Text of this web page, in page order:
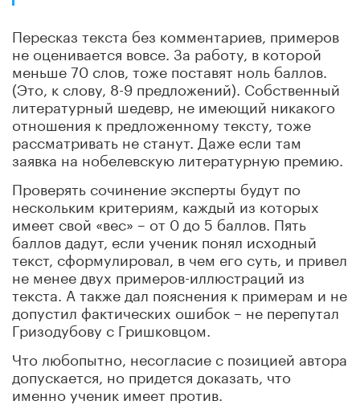
Пересказ текста без комментариев, примеров
не оценивается вовсе. За работу, в которой
меньше 70 слов, тоже поставят ноль баллов.
(Это, к слову, 8-9 предложений). Собственный
литературный шедевр, не имеющий никакого
отношения к предложенному тексту, тоже
рассматривать не станут. Даже если там
заявка на нобелевскую литературную премию.
Проверять сочинение эксперты будут по
нескольким критериям, каждый из которых
имеет свой «вес» – от 0 до 5 баллов. Пять
баллов дадут, если ученик понял исходный
текст, сформулировал, в чем его суть, и привел
не менее двух примеров-иллюстраций из
текста. А также дал пояснения к примерам и не
допустил фактических ошибок – не перепутал
Гризодубову с Гришковцом.
Что любопытно, несогласие с позицией автора
допускается, но придется доказать, что
именно ученик имеет против.